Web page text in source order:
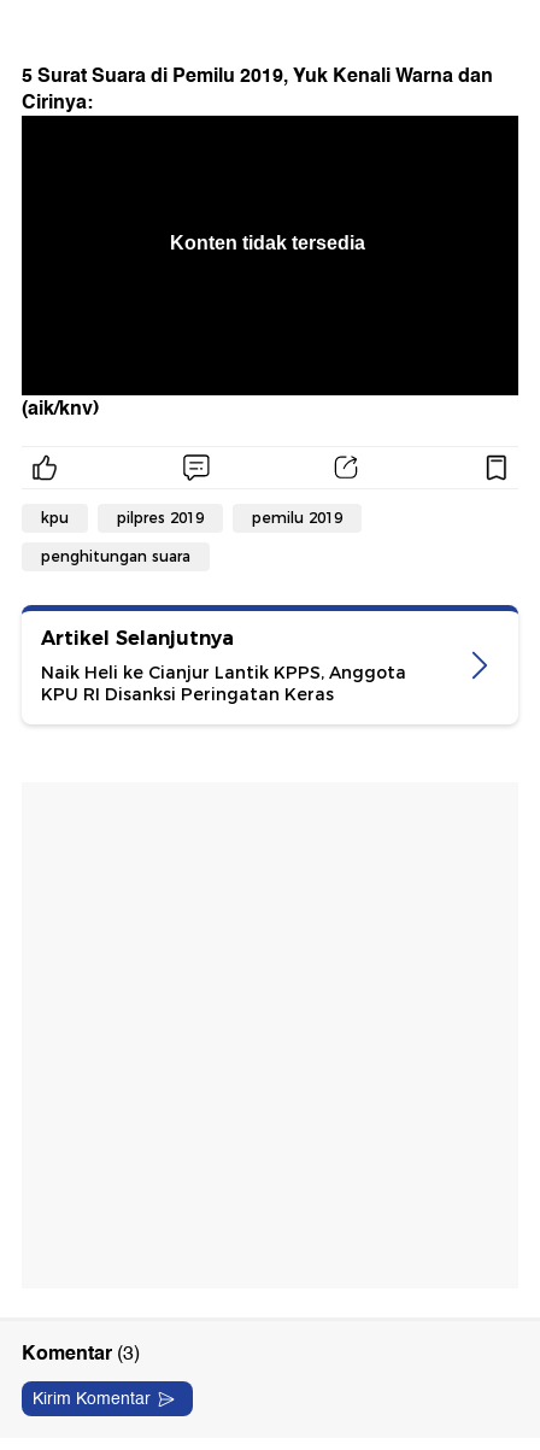
5 Surat Suara di Pemilu 2019, Yuk Kenali Warna dan
Cirinya:
(aik/knv)
kpu pilpres 2019 pemilu 2019
penghitungan suara
Artikel Selanjutnya
Naik Heli ke Cianjur Lantik KPPS, Anggota
KPU RI Disanksi Peringatan Keras